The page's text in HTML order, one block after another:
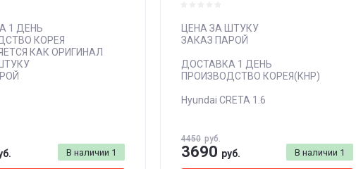
1 ДЕНЬ
КОРЕЯ
КАК ОРИГИНАЛ
В наличии 1
ЦЕНА ЗА ШТУКУ
ЗАКАЗ ПАРОЙ
ДОСТАВКА 1 ДЕНЬ
ПРОИЗВОДСТВО КОРЕЯ(КНР)
Hyundai CRETA 1.6
В наличии 1
4450 руб.
3690 руб.